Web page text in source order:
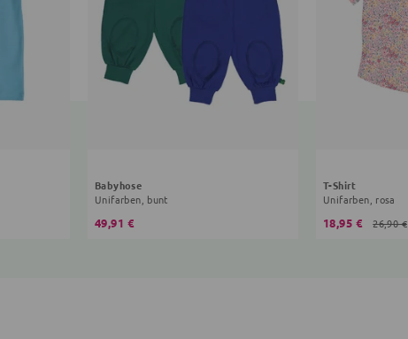
Babyhose
Unifarben, bunt
49,91 €
T-Shirt
Unifarben, rosa
18,95 € 26,90 €